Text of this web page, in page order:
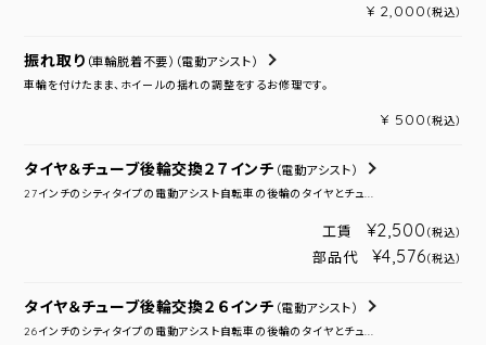
¥ 2,000 （税込）
振れ取り （車輪脱着不要） （電動アシスト）
車輪を付けたまま、ホイールの揺れの調整をするお修理です。
¥ 500 （税込）
タイヤ＆チューブ後輪交換２７インチ （電動アシスト）
27インチのシティタイプの電動アシスト自転車の後輪のタイヤとチュ...
工賃 ¥2,500 （税込）
部品代 ¥4,576（税込）
タイヤ＆チューブ後輪交換２６インチ （電動アシスト）
26インチのシティタイプの電動アシスト自転車の後輪のタイヤとチュ...